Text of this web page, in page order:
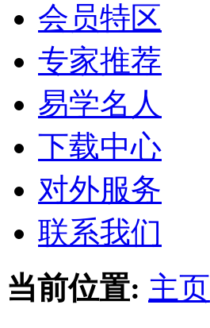
会员特区
专家推荐
易学名人
下载中心
对外服务
联系我们
当前位置: 主页